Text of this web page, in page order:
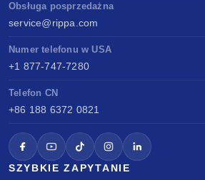
Obsługa posprzedażna
service@rippa.com
Numer telefonu w USA
+1 877-747-7280
Telefon CN
+86 188 6372 0821
SZYBKIE ZAPYTANIE